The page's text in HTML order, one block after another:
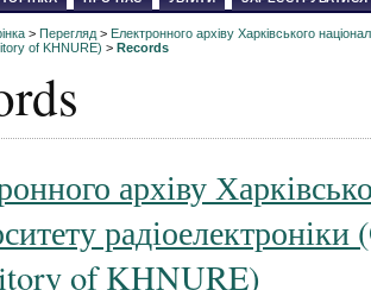
> Перегляд > Електронного архіву Харківського
of KHNURE) > Records
архіву
of KHNURE)